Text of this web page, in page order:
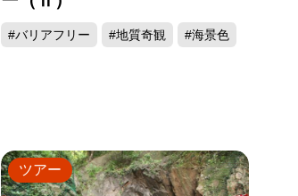
#バリアフリー #地質奇観 #海景色
ツアー